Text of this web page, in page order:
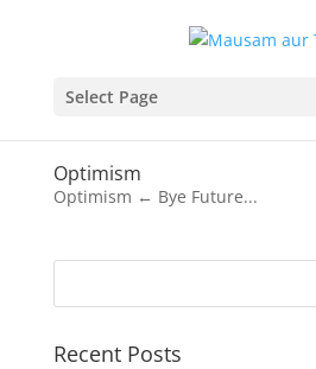
Select Page
Optimism
Optimism ← Bye Future...
Recent Posts